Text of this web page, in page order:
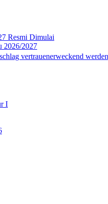
Resmi Dimulai
2026/2027
vertrauenerweckend
I